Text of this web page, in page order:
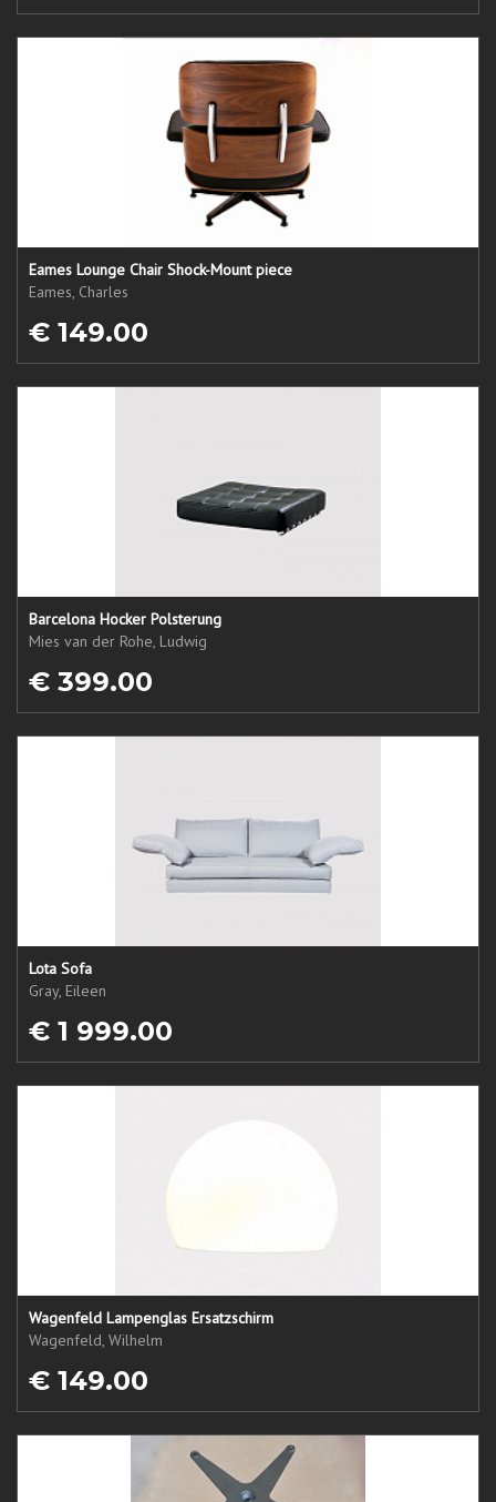
Eames Lounge Chair Shock-Mount piece
Eames, Charles
€ 149.00
Barcelona Hocker Polsterung
Mies van der Rohe, Ludwig
€ 399.00
Lota Sofa
Gray, Eileen
€ 1 999.00
Wagenfeld Lampenglas Ersatzschirm
Wagenfeld, Wilhelm
€ 149.00